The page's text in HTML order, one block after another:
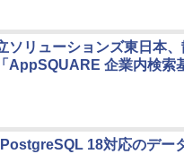
ソリューションズ東日本
AppSQUARE 企業内検索
18対応のデー